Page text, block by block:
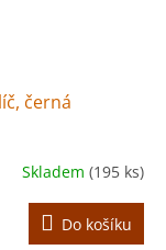
černá
Skladem (195 ks)
Do košíku